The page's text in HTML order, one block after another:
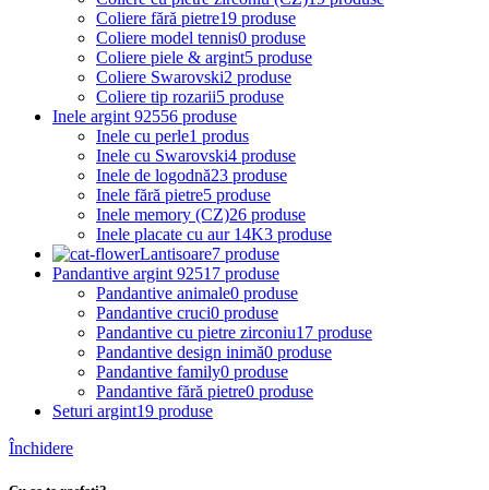
Coliere fără pietre19 produse
Coliere model tennis0 produse
Coliere piele & argint5 produse
Coliere Swarovski2 produse
Coliere tip rozarii5 produse
Inele argint 92556 produse
Inele cu perle1 produs
Inele cu Swarovski4 produse
Inele de logodnă23 produse
Inele fără pietre5 produse
Inele memory (CZ)26 produse
Inele placate cu aur 14K3 produse
Lantisoare7 produse
Pandantive argint 92517 produse
Pandantive animale0 produse
Pandantive cruci0 produse
Pandantive cu pietre zirconiu17 produse
Pandantive design inimă0 produse
Pandantive family0 produse
Pandantive fără pietre0 produse
Seturi argint19 produse
Închidere